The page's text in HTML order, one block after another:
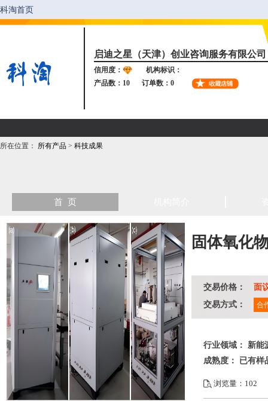
启迪之星（天津）创业咨询服务有限公司
信用度：
机构标识：
产品数：10
订单数：0
首 页
所在位置： 所有产品 > 科技成果
固体氧化
交易价格：
面
交易方式：
合
行业领域： 新能
成熟度： 已有样
浏览量：102